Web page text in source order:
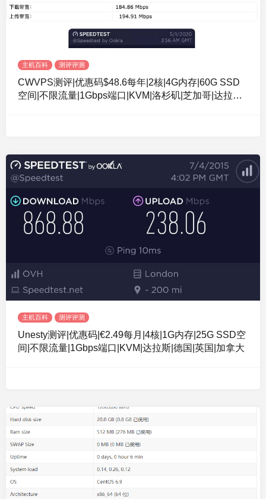
主机百科 测评评测
CWVPS测评|优惠码$48.6每年|2核|4G内存|60G SSD
空间|不限流量|1Gbps端口|KVM|洛杉矶|芝加哥|达拉斯|
主机百科 测评评测
Unesty测评|优惠码|€2.49每月|4核|1G内存|25G SSD空
间|不限流量|1Gbps端口|KVM|达拉斯|德国|英国|加拿大